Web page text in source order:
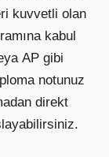
kuvvetli olan
kabul
AP gibi
notunuz
direkt